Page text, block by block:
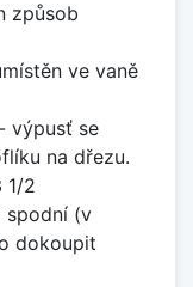
způsob
ve vaně
výpusť se
na dřezu.
1/2
spodní (v
dokoupit